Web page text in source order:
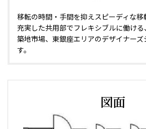
移転の時間・手間を抑えスピーディな移
充実した共用部でフレキシブルに働ける、
築地市場、東銀座エリアのデザイナー
す。
図面